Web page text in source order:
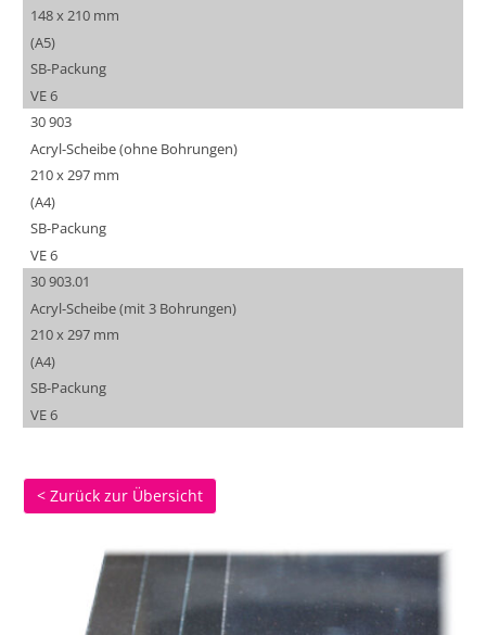
148 x 210 mm
(A5)
SB-Packung
VE 6
30 903
Acryl-Scheibe (ohne Bohrungen)
210 x 297 mm
(A4)
SB-Packung
VE 6
30 903.01
Acryl-Scheibe (mit 3 Bohrungen)
210 x 297 mm
(A4)
SB-Packung
VE 6
< Zurück zur Übersicht